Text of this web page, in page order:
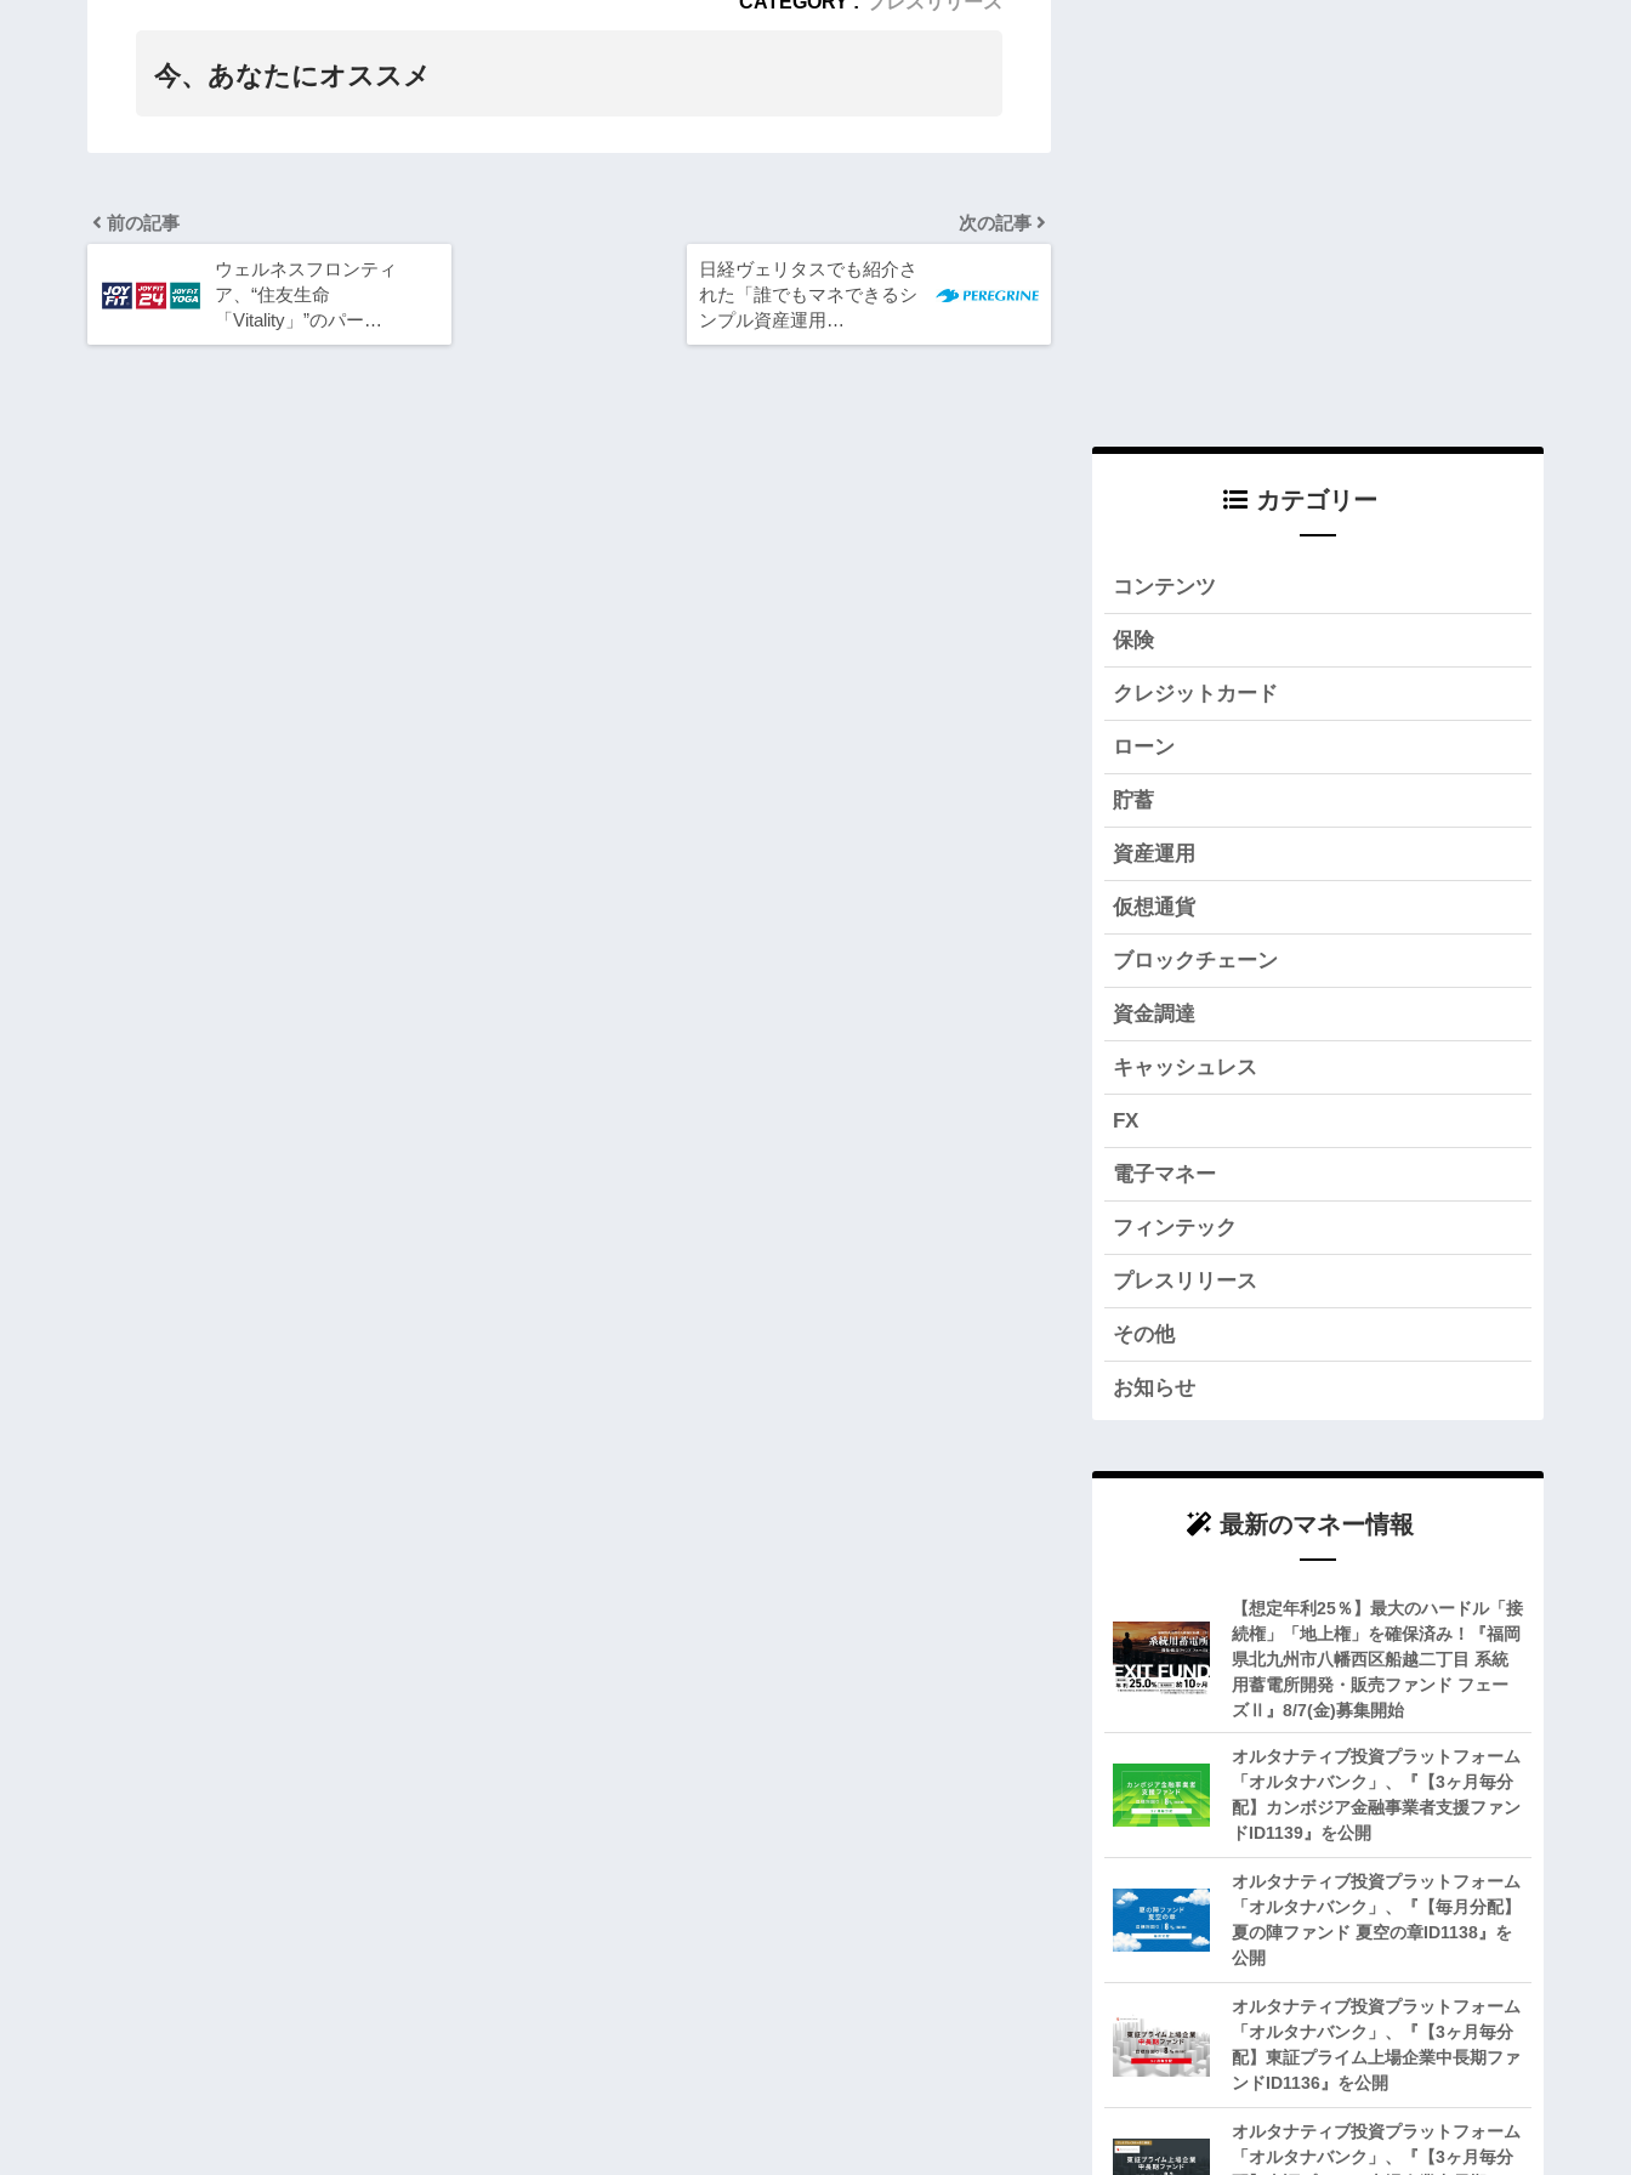
今、あなたにオススメ
前の記事
ウェルネスフロンティ
ア、“住友生命
「Vitality」”のパー…
次の記事
日経ヴェリタスでも紹介さ
れた「誰でもマネできるシ
ンプル資産運用…
カテゴリー
コンテンツ
保険
クレジットカード
ローン
貯蓄
資産運用
仮想通貨
ブロックチェーン
資金調達
キャッシュレス
FX
電子マネー
フィンテック
プレスリリース
その他
お知らせ
最新のマネー情報
【想定年利25％】最大のハードル「接
続権」「地上権」を確保済み！『福岡
県北九州市八幡西区船越二丁目 系統
用蓄電所開発・販売ファンド フェー
ズⅡ』8/7(金)募集開始
オルタナティブ投資プラットフォーム
「オルタナバンク」、『【3ヶ月毎分
配】カンボジア金融事業者支援ファン
ドID1139』を公開
オルタナティブ投資プラットフォーム
「オルタナバンク」、『【毎月分配】
夏の陣ファンド 夏空の章ID1138』を
公開
オルタナティブ投資プラットフォーム
「オルタナバンク」、『【3ヶ月毎分
配】東証プライム上場企業中長期ファ
ンドID1136』を公開
オルタナティブ投資プラットフォーム
「オルタナバンク」、『【3ヶ月毎分